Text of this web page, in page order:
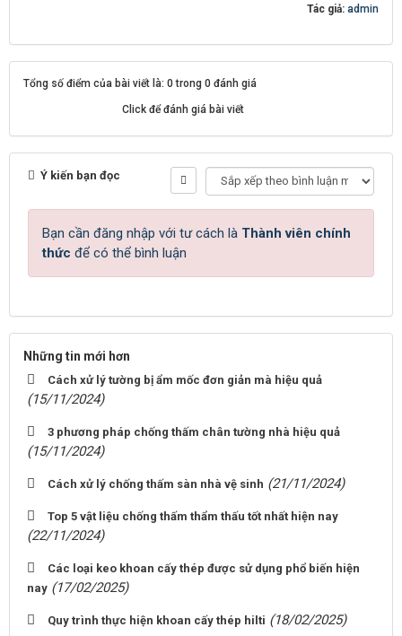
Tác giả: admin
Tổng số điểm của bài viết là: 0 trong 0 đánh giá
Click để đánh giá bài viết
Ý kiến bạn đọc
Bạn cần đăng nhập với tư cách là Thành viên chính
thức để có thể bình luận
Những tin mới hơn
Cách xử lý tường bị ẩm mốc đơn giản mà hiệu quả
(15/11/2024)
3 phương pháp chống thấm chân tường nhà hiệu quả
(15/11/2024)
Cách xử lý chống thấm sàn nhà vệ sinh (21/11/2024)
Top 5 vật liệu chống thấm thẩm thấu tốt nhất hiện nay
(22/11/2024)
Các loại keo khoan cấy thép được sử dụng phổ biến hiện
nay (17/02/2025)
Quy trình thực hiện khoan cấy thép hilti (18/02/2025)